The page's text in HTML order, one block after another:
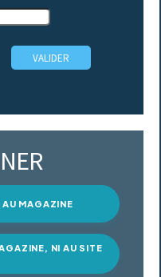
AU MAGAZINE
NI AU SITE